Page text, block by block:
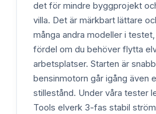
det för mindre byggprojekt
villa. Det är märkbart lättare
många andra modeller i
fördel om du behöver flytta
arbetsplatser. Starten är
bensinmotorn går igång även
stillestånd. Under våra tester
Tools elverk 3-fas stabil